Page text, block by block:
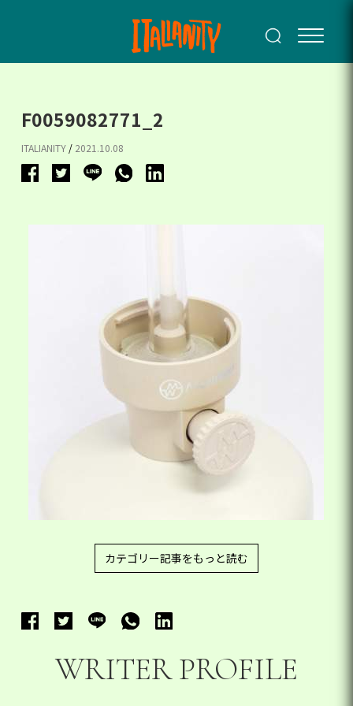
F0059082771_2
ITALIANITY / 2021.10.08
カテゴリー記事をもっと読む
WRITER PROFILE